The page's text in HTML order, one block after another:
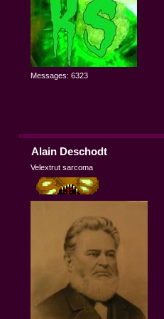
Messages: 6323
Alain Deschodt
Velextrut sarcoma